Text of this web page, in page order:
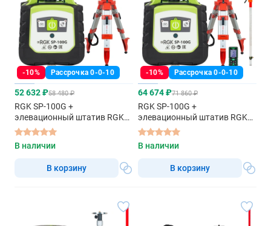
-10% Рассрочка 0-0-10
52 632 ₽58 480 ₽
RGK SP-100G +
элевационный штатив RGK
SH-170 - ротационный
нивелир с зелёным лучом
В наличии
В корзину
-10% Рассрочка 0-0-10
64 674 ₽71 860 ₽
RGK SP-100G +
элевационный штатив RGK
SH-170 + рейка RGK LR-2 +
дальномер RGK DL100G -
ротационный нивелир с
В наличии
В корзину